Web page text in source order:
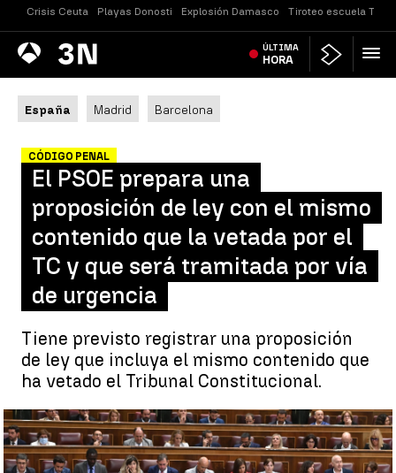
Crisis Ceuta Playas Donosti Explosión Damasco Tiroteo escuela
Antena
3 Noticias ÚLTIMA
HORA
España Madrid Barcelona
CÓDIGO PENAL
El PSOE prepara una
proposición de ley con el mismo
contenido que la vetada por el
TC y que será tramitada por vía
de urgencia
Tiene previsto registrar una proposición
de ley que incluya el mismo contenido que
ha vetado el Tribunal Constitucional.
Plan B del Ejecutivo tras la decisión del Constitucional |EFE